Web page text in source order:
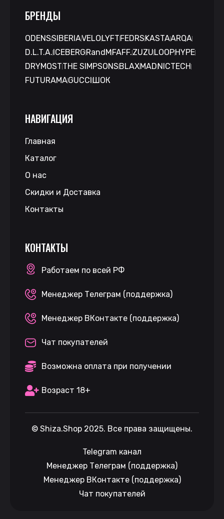
БРЕНДЫ
ODENSSIBERIAVELO LYFT FEDRS KASTAARQA
D.L.T.A. ICEBERG RandM FAFF.ZUZU LOOPHYPE
DRYMOSTTHE SIMPSONS BLAXMAD NICTECH
FUTURAMAGUCCI ШОК
НАВИГАЦИЯ
Главная
Каталог
О нас
Скидки и Доставка
Контакты
КОНТАКТЫ
Работаем по всей РФ
Менеджер Телеграм (поддержка)
Менеджер ВКонтакте (поддержка)
Чат покупателей
Возможна оплата при получении
Возраст 18+
© Shiza.Shop 2025. Все права защищены.
Telegram канал
Менеджер Телеграм (поддержка)
Менеджер ВКонтакте (поддержка)
Чат покупателей